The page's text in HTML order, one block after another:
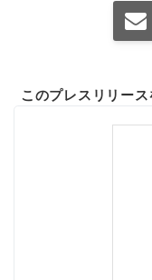
このプレスリリー